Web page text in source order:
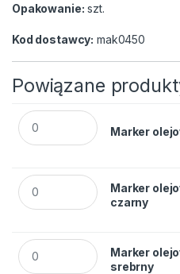
Opakowanie: szt.
Kod dostawcy: mak0450
Powiązane
Marker olejowy MUNGYO
Marker
Marker olejowy MUNGYO
Marker
czarny
Marker olejowy MUNGYO
Marker
srebrny